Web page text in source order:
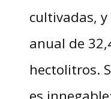
cultivadas,
anual de
hectolitros.
es